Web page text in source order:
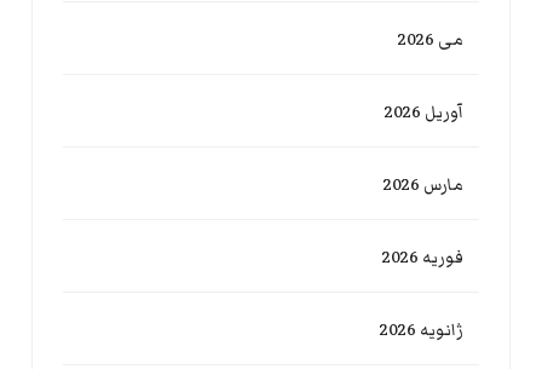
می 2026
آوریل 2026
مارس 2026
فوریه 2026
ژانویه 2026